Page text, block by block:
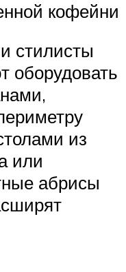
кофейни
стилисты
оборудовать
из
или
абрисы